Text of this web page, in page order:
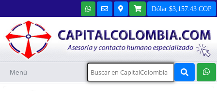
Dólar $3,157.43 COP
Menú